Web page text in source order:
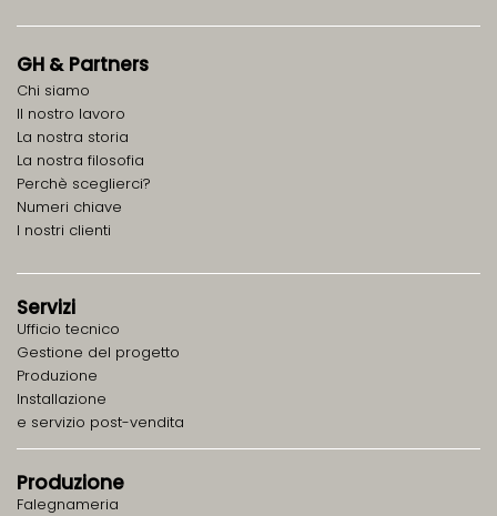
GH & Partners
Chi siamo
ll nostro lavoro
La nostra storia
La nostra filosofia
Perchè sceglierci?
Numeri chiave
I nostri clienti
Servizi
Ufficio tecnico
Gestione del progetto
Produzione
Installazione
e servizio post-vendita
Produzione
Falegnameria